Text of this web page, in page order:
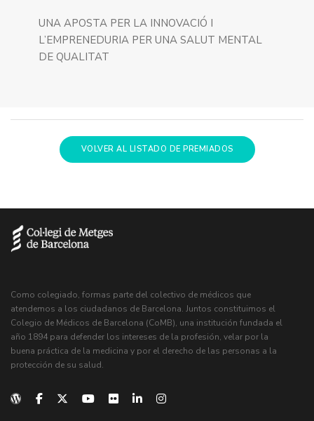
UNA APOSTA PER LA INNOVACIÓ I
L’EMPRENEDURIA PER UNA SALUT MENTAL
DE QUALITAT
VOLVER AL LISTADO DE PREMIADOS
Como colegiado, formas parte del colectivo de médicos que
atendemos a los ciudadanos de Barcelona. Juntos constituimos el
Colegio de Médicos de Barcelona (CoMB), una institución fundada el
año 1894 para defender los intereses de la profesión, velar por la
buena práctica de la medicina y por el derecho de las personas a la
protección de su salud.